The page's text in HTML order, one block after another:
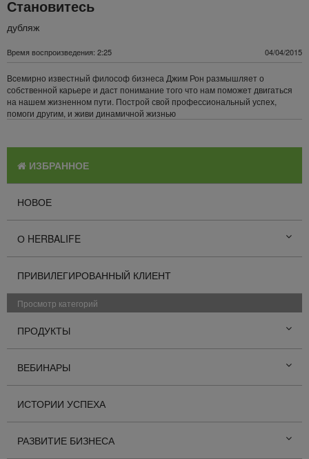
Становитесь
дубляж
Время воспроизведения: 2:25 04/04/2015
Вcемирно известный философ бизнеса Джим Рон размышляет о
собственной карьере и даст понимание того что нам поможет двигаться
на нашем жизненном пути. Построй свой профессиональный успех,
помоги другим, и живи динамичной жизнью
ИЗБРАННОЕ
НОВОЕ
О HERBALIFE
ПРИВИЛЕГИРОВАННЫЙ КЛИЕНТ
Просмотр категорий
ПРОДУКТЫ
ВЕБИНАРЫ
ИСТОРИИ УСПЕХА
РАЗВИТИЕ БИЗНЕСА